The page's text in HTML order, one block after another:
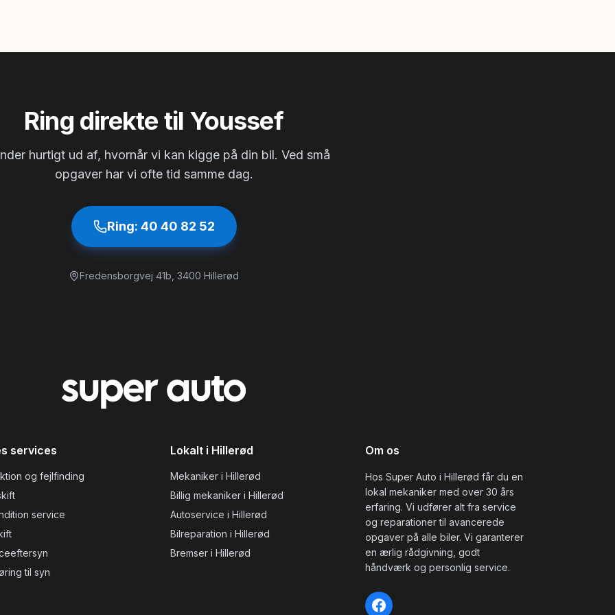
Ring direkte til Youssef
hurtigt ud af, hvornår vi kan kigge på din bil. Ved små
opgaver har vi ofte tid samme dag.
Ring: 40 40 82 52
Fredensborgvej 41b 3400 Hillerød
services
og fejlfinding
service
til syn
Lokalt i Hillerød
Mekaniker i Hillerød
Billig mekaniker i Hillerød
Autoservice i Hillerød
Bilreparation i Hillerød
Bremser i Hillerød
Om os
Hos Super Auto i Hillerød får du en
lokal mekaniker med over 30 års
erfaring. Vi udfører alt fra service
og reparationer til avancerede
opgaver på alle biler. Vi garanterer
en ærlig rådgivning, godt
håndværk og personlig service.